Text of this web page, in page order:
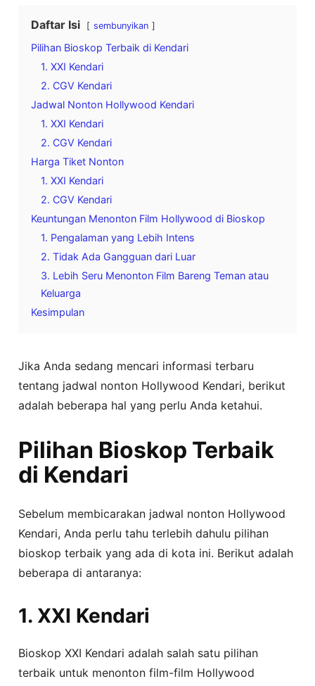
Daftar Isi sembunyikan
Pilihan Bioskop Terbaik di Kendari
1. XXI Kendari
2. CGV Kendari
Jadwal Nonton Hollywood Kendari
1. XXI Kendari
2. CGV Kendari
Harga Tiket Nonton
1. XXI Kendari
2. CGV Kendari
Keuntungan Menonton Film Hollywood di Bioskop
1. Pengalaman yang Lebih Intens
2. Tidak Ada Gangguan dari Luar
3. Lebih Seru Menonton Film Bareng Teman atau
Keluarga
Kesimpulan
Jika Anda sedang mencari informasi terbaru
tentang jadwal nonton Hollywood Kendari, berikut
adalah beberapa hal yang perlu Anda ketahui.
Pilihan Bioskop Terbaik
di Kendari
Sebelum membicarakan jadwal nonton Hollywood
Kendari, Anda perlu tahu terlebih dahulu pilihan
bioskop terbaik yang ada di kota ini. Berikut adalah
beberapa di antaranya:
1. XXI Kendari
Bioskop XXI Kendari adalah salah satu pilihan
terbaik untuk menonton film-film Hollywood